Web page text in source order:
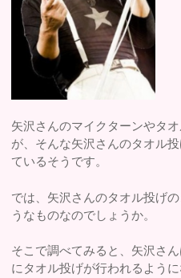
矢沢さんのマイクターンやタ
が、そんな矢沢さんのタオル
ているそうです。
では、矢沢さんのタオル投げ
うなものなのでしょうか。
そこで調べてみると、矢沢さ
にタオル投げが行われるよう